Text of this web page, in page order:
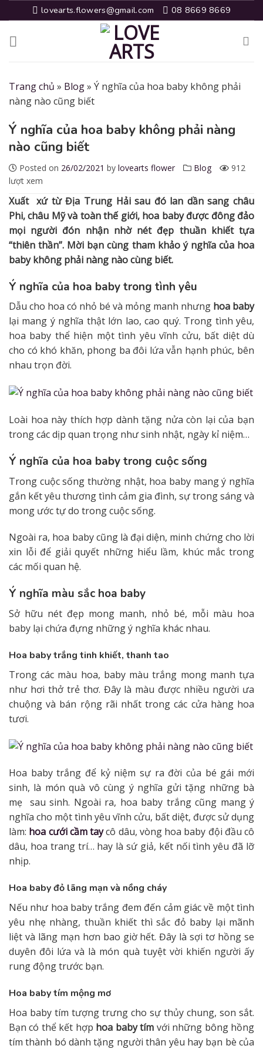
to
content
lovearts.flowers@gmail.com 08 8669 8669
Trang chủ » Blog» Ý nghĩa của hoa baby không phải
nàng nào cũng biết
Ý nghĩa của hoa baby không phải nàng
nào cũng biết
Posted on 26/02/2021 by lovearts flower Blog
912
lượt xem
Xuất xứ từ Địa Trung Hải sau đó lan dần sang châu
Phi, châu Mỹ và toàn thế giới, hoa baby được đông đảo
mọi người đón nhận nhờ nét đẹp thuần khiết tựa
“thiên thần”. Mời bạn cùng tham khảo ý nghĩa của hoa
baby không phải nàng nào cùng biết.
Ý nghĩa của hoa baby trong tình yêu
Dẫu cho hoa có nhỏ bé và mỏng manh nhưng hoa baby
lại mang ý nghĩa thật lớn lao, cao quý. Trong tình yêu,
hoa baby thể hiện một tình yêu vĩnh cửu, bất diệt dù
cho có khó khăn, phong ba đôi lứa vẫn hạnh phúc, bên
nhau trọn đời.
Loài hoa này thích hợp dành tặng nửa còn lại của bạn
trong các dịp quan trọng như sinh nhật, ngày kỉ niệm…
Ý nghĩa của hoa baby trong cuộc sống
Trong cuộc sống thường nhật, hoa baby mang ý nghĩa
gắn kết yêu thương tình cảm gia đình, sự trong sáng và
mong ước tự do trong cuộc sống.
Ngoài ra, hoa baby cũng là đại diện, minh chứng cho lời
xin lỗi để giải quyết những hiểu lầm, khúc mắc trong
các mối quan hệ.
Ý nghĩa màu sắc hoa baby
Sở hữu nét đẹp mong manh, nhỏ bé, mỗi màu hoa
baby lại chứa đựng những ý nghĩa khác nhau.
Hoa baby trắng tinh khiết, thanh tao
Trong các màu hoa, baby màu trắng mong manh tựa
như hơi thở trẻ thơ. Đây là màu được nhiều người ưa
chuộng và bán rộng rãi nhất trong các cửa hàng hoa
tươi.
Hoa baby trắng để kỷ niệm sự ra đời của bé gái mới
sinh, là món quà vô cùng ý nghĩa gửi tặng những bà
mẹ sau sinh. Ngoài ra, hoa baby trắng cũng mang ý
nghĩa cho một tình yêu vĩnh cửu, bất diệt, được sử dụng
làm: hoa cưới cầm taycô dâu, vòng hoa baby đội đầu cô
dâu, hoa trang trí… hay là sứ giả, kết nối tình yêu đã lỡ
nhịp.
Hoa baby đỏ lãng mạn và nồng cháy
Nếu như hoa baby trắng đem đến cảm giác về một tình
yêu nhẹ nhàng, thuần khiết thì sắc đỏ baby lại mãnh
liệt và lãng mạn hơn bao giờ hết. Đây là sợi tơ hồng se
duyên đôi lứa và là món quà tuyệt vời khiến người ấy
rung động trước bạn.
Hoa baby tím mộng mơ
Hoa baby tím tượng trưng cho sự thủy chung, son sắt.
Bạn có thể kết hợp hoa baby tím với những bông hồng
tím thành bó dành tặng người thân yêu hay bạn bè của